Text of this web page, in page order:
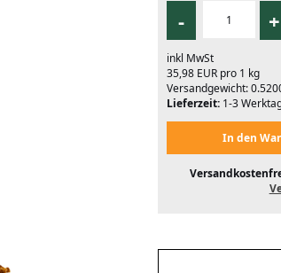
- +
inkl MwSt
35,98 EUR pro 1 kg
Versandgewicht:
Lieferzeit:1-3